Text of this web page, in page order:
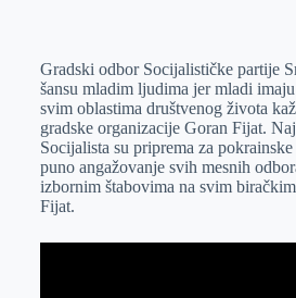
e
r
I
n
s
A
p
p
a
i
l
Gradski odbor Socijalističke partije
šansu mladim ljudima jer mladi
svim oblastima društvenog života
gradske organizacije Goran Fijat.
Socijalista su priprema za
puno angažovanje svih mesnih
izbornim štabovima na svim
Fijat.